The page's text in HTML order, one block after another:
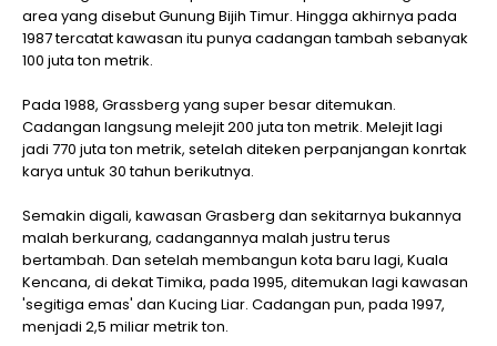
area yang disebut Gunung Bijih Timur. Hingga akhirnya pada
1987 tercatat kawasan itu punya cadangan tambah sebanyak
100 juta ton metrik.
Pada 1988, Grassberg yang super besar ditemukan.
Cadangan langsung melejit 200 juta ton metrik. Melejit lagi
jadi 770 juta ton metrik, setelah diteken perpanjangan konrtak
karya untuk 30 tahun berikutnya.
Semakin digali, kawasan Grasberg dan sekitarnya bukannya
malah berkurang, cadangannya malah justru terus
bertambah. Dan setelah membangun kota baru lagi, Kuala
Kencana, di dekat Timika, pada 1995, ditemukan lagi kawasan
'segitiga emas' dan Kucing Liar. Cadangan pun, pada 1997,
menjadi 2,5 miliar metrik ton.